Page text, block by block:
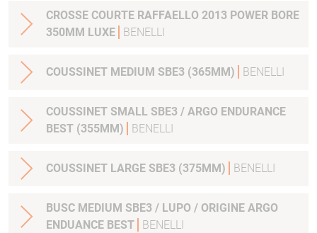
CROSSE COURTE RAFFAELLO 2013 POWER BORE
350MM LUXE
BENELLI
COUSSINET MEDIUM SBE3 (365MM) BENELLI
COUSSINET SMALL SBE3 / ARGO ENDURANCE
BEST (355MM)
BENELLI
COUSSINET LARGE SBE3 (375MM) BENELLI
BUSC MEDIUM SBE3 / LUPO / ORIGINE ARGO
ENDUANCE BEST
BENELLI